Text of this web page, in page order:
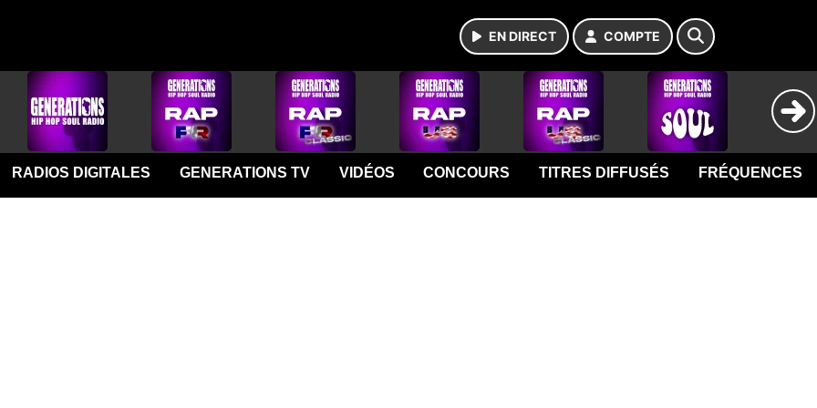
EN DIRECT COMPTE
RADIOS DIGITALES GENERATIONS TV VIDÉOS CONCOURS TITRES DIFFUSÉS FRÉQUENCES